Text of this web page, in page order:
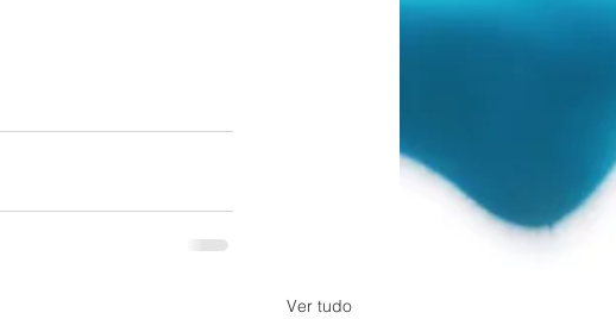
Ver tudo